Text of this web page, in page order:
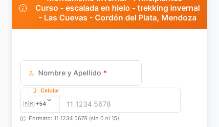
Curso - escalada en hielo - trekking invernal
- Las Cuevas - Cordón del Plata, Mendoza
Nombre y Apellido *
Celular
Formato: 11 1234 5678 (sin 0 ni 15)